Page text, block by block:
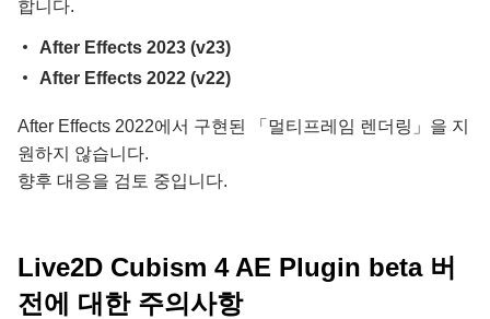
합니다.
After Effects 2023 (v23)
After Effects 2022 (v22)
After Effects 2022에서 구현된 「멀티프레임 렌더링」을 지
원하지 않습니다.
향후 대응을 검토 중입니다.
Live2D Cubism 4 AE Plugin beta 버
전에 대한 주의사항